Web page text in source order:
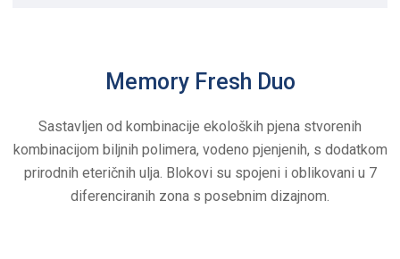
Memory Fresh Duo
Sastavljen od kombinacije ekoloških pjena stvorenih
kombinacijom biljnih polimera, vodeno pjenjenih, s dodatkom
prirodnih eteričnih ulja. Blokovi su spojeni i oblikovani u 7
diferenciranih zona s posebnim dizajnom.